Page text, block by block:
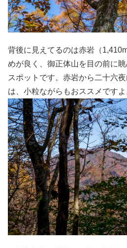
背後に見えてるのは赤岩（
めが良く、御正体山を目の前に
スポットです。赤岩から二十六
は、小粒ながらもおススメですよ